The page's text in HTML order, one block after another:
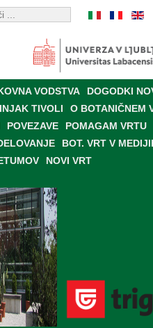
VODSTVA
DOGODKI
TIVOLI
O BOTANIČNEM
POVEZAVE
POMAGAM VRTU
BOT. VRT V
NOVI VRT